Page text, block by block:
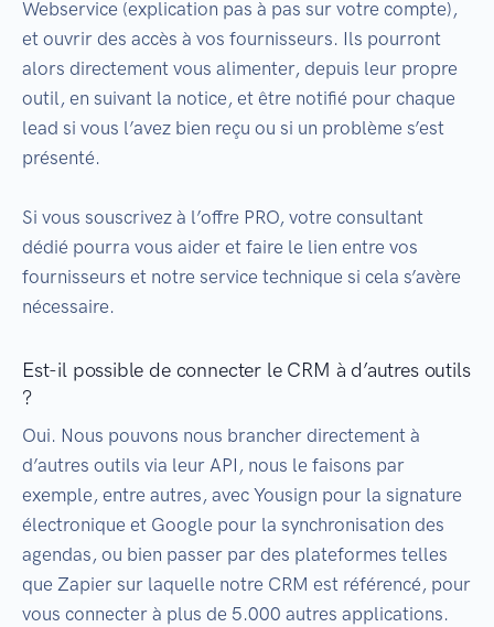
Webservice (explication pas à pas sur votre compte),
et ouvrir des accès à vos fournisseurs. Ils pourront
alors directement vous alimenter, depuis leur propre
outil, en suivant la notice, et être notifié pour chaque
lead si vous l’avez bien reçu ou si un problème s’est
présenté.
Si vous souscrivez à l’offre PRO, votre consultant
dédié pourra vous aider et faire le lien entre vos
fournisseurs et notre service technique si cela s’avère
nécessaire.
Est-il possible de connecter le CRM à d’autres outils
?
Oui. Nous pouvons nous brancher directement à
d’autres outils via leur API, nous le faisons par
exemple, entre autres, avec Yousign pour la signature
électronique et Google pour la synchronisation des
agendas, ou bien passer par des plateformes telles
que Zapier sur laquelle notre CRM est référencé, pour
vous connecter à plus de 5.000 autres applications.